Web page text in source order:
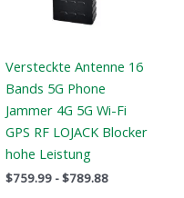
Versteckte Antenne 16
Bands 5G Phone
Jammer 4G 5G Wi-Fi
GPS RF LOJACK Blocker
hohe Leistung
$759.99 -$789.88